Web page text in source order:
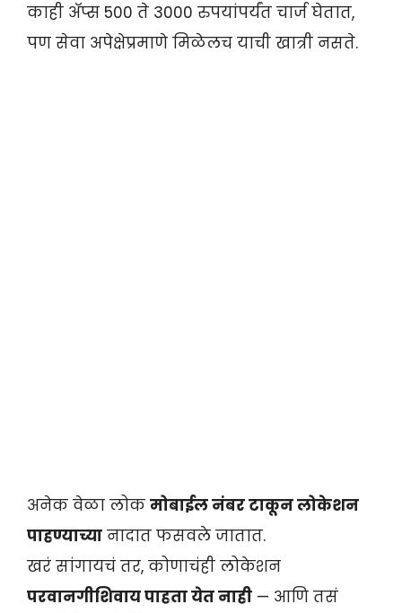
काही अ‍ॅप्स 500 ते 3000 रुपयांपर्यंत चार्ज घेतात,
पण सेवा अपेक्षेप्रमाणे मिळेलच याची खात्री नसते.
अनेक वेळा लोक मोबाईल नंबर टाकून लोकेशन
पाहण्याच्या नादात फसवले जातात.
खरं सांगायचं तर, कोणाचंही लोकेशन
परवानगीशिवाय पाहता येत नाही — आणि तसं